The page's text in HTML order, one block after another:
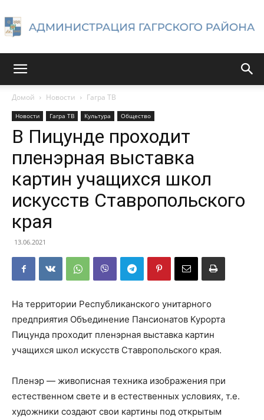
Гагрского
района
Домой Новости Гагра ТВ
Новости Гагра ТВ Культура Общество
В Пицунде проходит
пленэрная выставка
картин учащихся школ
искусств Ставропольского
края
13.06.2021
На территории Республиканского унитарного
предприятия Объединение Пансионатов Курорта
Пицунда проходит пленэрная выставка картин
учащихся школ искусств Ставропольского края.
Пленэр — живописная техника изображения при
естественном свете и в естественных условиях, т.е.
художники создают свои картины под открытым